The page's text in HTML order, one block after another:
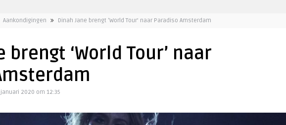
Aankondigingen Dinah Jane brengt ‘World Tour’ naar Paradiso Amsterdam
brengt ‘World Tour’ naar
2020 om 12:35